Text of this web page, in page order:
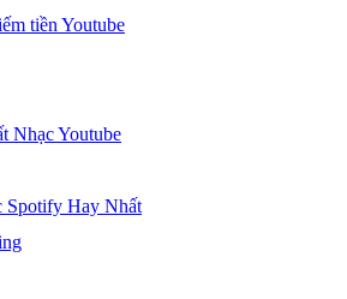
tiền Youtube
Nhạc Youtube
Spotify Hay Nhất